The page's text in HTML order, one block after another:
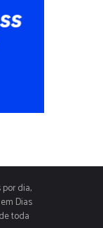
dia,
Dias
toda